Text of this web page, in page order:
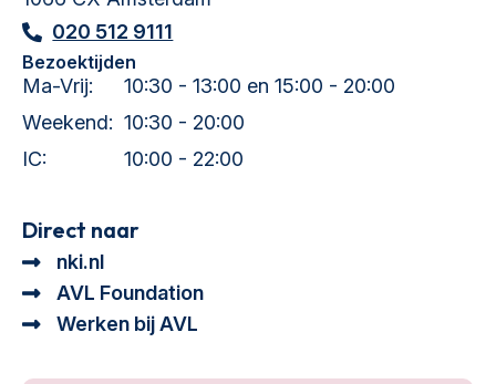
020 512 9111
Bezoektijden
Ma-Vrij:
10:30 - 13:00 en 15:00 - 20:00
Weekend: 10:30 - 20:00
IC:
10:00 - 22:00
Direct naar
nki.nl
AVL Foundation
Werken bij AVL